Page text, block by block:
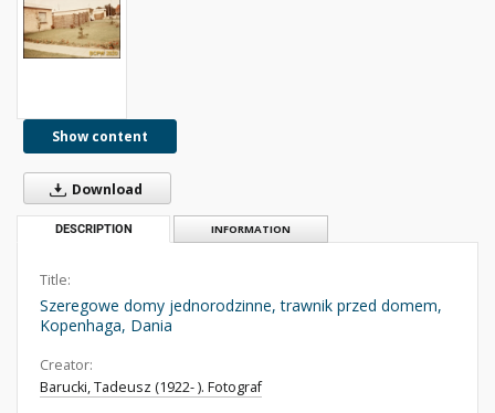
Show content
Download
DESCRIPTION INFORMATION
Title:
Szeregowe domy jednorodzinne, trawnik przed domem,
Kopenhaga, Dania
Creator:
Barucki, Tadeusz (1922- ). Fotograf